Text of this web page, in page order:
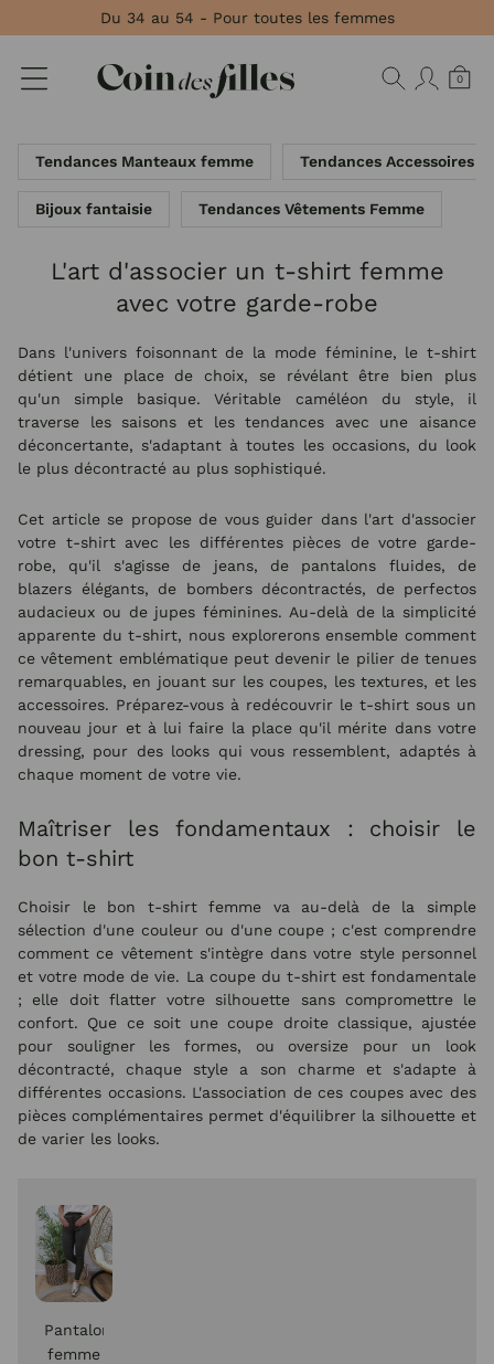
Du 34 au 54 - Pour toutes les femmes
0
Tendances Manteaux femme Tendances Accessoires
Bijoux fantaisie Tendances Vêtements Femme
L'art d'associer un t-shirt femme
avec votre garde-robe
Dans l'univers foisonnant de la mode féminine, le t-shirt
détient une place de choix, se révélant être bien plus
qu'un simple basique. Véritable caméléon du style, il
traverse les saisons et les tendances avec une aisance
déconcertante, s'adaptant à toutes les occasions, du look
le plus décontracté au plus sophistiqué.
Cet article se propose de vous guider dans l'art d'associer
votre t-shirt avec les différentes pièces de votre garde-
robe, qu'il s'agisse de jeans, de pantalons fluides, de
blazers élégants, de bombers décontractés, de perfectos
audacieux ou de jupes féminines. Au-delà de la simplicité
apparente du t-shirt, nous explorerons ensemble comment
ce vêtement emblématique peut devenir le pilier de tenues
remarquables, en jouant sur les coupes, les textures, et les
accessoires. Préparez-vous à redécouvrir le t-shirt sous un
nouveau jour et à lui faire la place qu'il mérite dans votre
dressing, pour des looks qui vous ressemblent, adaptés à
chaque moment de votre vie.
Maîtriser les fondamentaux : choisir le
bon t-shirt
Choisir le bon t-shirt femme va au-delà de la simple
sélection d'une couleur ou d'une coupe ; c'est comprendre
comment ce vêtement s'intègre dans votre style personnel
et votre mode de vie. La coupe du t-shirt est fondamentale
; elle doit flatter votre silhouette sans compromettre le
confort. Que ce soit une coupe droite classique, ajustée
pour souligner les formes, ou oversize pour un look
décontracté, chaque style a son charme et s'adapte à
différentes occasions. L'association de ces coupes avec des
pièces complémentaires permet d'équilibrer la silhouette et
de varier les looks.
Pantalon
femme
Panneau de gestion des cookies